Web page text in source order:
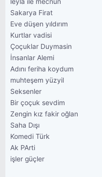
Sakarya Firat
Eve düşen yıldırım
Kurtlar vadisi
Çoçuklar Duymasin
İnsanlar Alemi
Adını feriha koydum
muhteşem yüzyil
Seksenler
Bir çoçuk sevdim
Zengin kız fakir oğlan
Saha Dışı
Komedi Türk
Ak PArti
işler güçler